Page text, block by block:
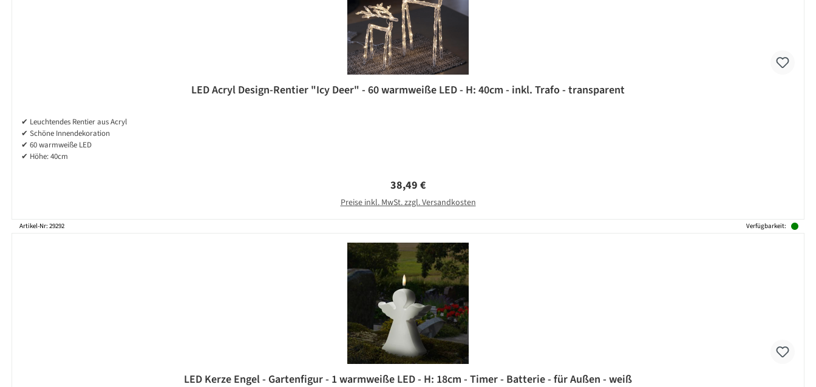
LED Acryl Design-Rentier "Icy Deer" - 60 warmweiße LED - H: 40cm - inkl. Trafo - transparent
✔ Leuchtendes Rentier aus Acryl
✔ Schöne Innendekoration
✔ 60 warmweiße LED
✔ Höhe: 40cm
Regulärer Preis:
38,49 €
Preise inkl. MwSt. zzgl. Versandkosten
Artikel-Nr: 29292 Verfügbarkeit:
LED Kerze Engel - Gartenfigur - 1 warmweiße LED - H: 18cm - Timer - Batterie - für Außen - weiß